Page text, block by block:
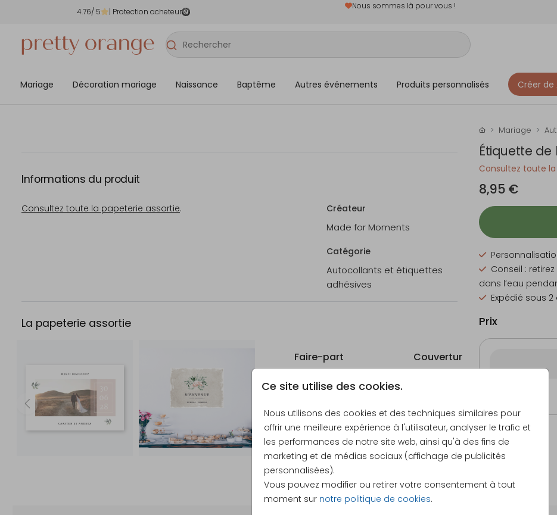
4.76/ 5 | Protection acheteur
Nous sommes là pour vous !
Mariage Décoration mariage Naissance Baptême Autres événements Produits personnalisés Créer de
Ce site utilise des cookies.
Nous utilisons des cookies et des techniques similaires pour
offrir une meilleure expérience à l'utilisateur, analyser le trafic et
les performances de notre site web, ainsi qu'à des fins de
marketing et de médias sociaux (affichage de publicités
personnalisées).
Vous pouvez modifier ou retirer votre consentement à tout
moment sur notre politique de cookies.
Informations du produit
Consultez toute la papeterie assortie. Créateur
Made for Moments
Catégorie
Autocollants et étiquettes
adhésives
La papeterie assortie
Faire-part Couverture
Mariage
Étiquette
Consultez toute
8,95 €
Conseil :
dans l’eau
Expédié sous
Prix